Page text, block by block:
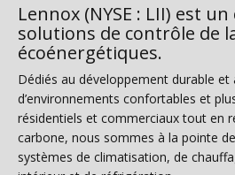
Lennox (NYSE : LII) est
solutions de contrôle de
écoénergétiques.
Dédiés au développement durable et
d’environnements confortables et
résidentiels et commerciaux tout en
carbone, nous sommes à la pointe
systèmes de climatisation, de